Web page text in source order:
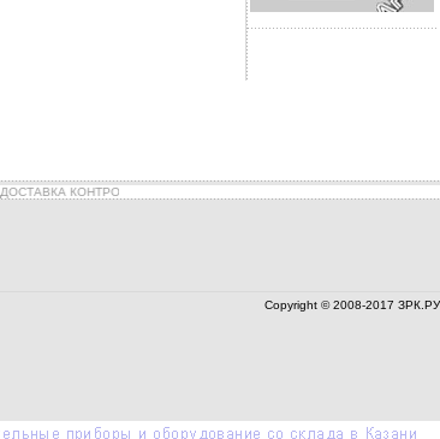
ДОСТАВКА КОНТРОЛЬНО ИЗМЕРИТЕЛЬНЫХ ПРИБОРОВ АРРА
Copyright © 2008-2017 ЗРК.РУ